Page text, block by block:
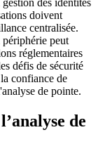
des identités
doivent
centralisée.
peut
réglementaires
défis de sécurité
confiance de
de pointe.
de